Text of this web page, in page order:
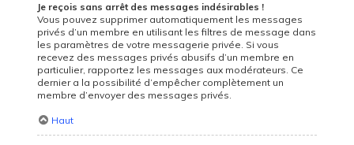
Je reçois sans arrêt des messages indésirables !
Vous pouvez supprimer automatiquement les messages
privés d’un membre en utilisant les filtres de message dans
les paramètres de votre messagerie privée. Si vous
recevez des messages privés abusifs d’un membre en
particulier, rapportez les messages aux modérateurs. Ce
dernier a la possibilité d’empêcher complètement un
membre d’envoyer des messages privés.
Haut